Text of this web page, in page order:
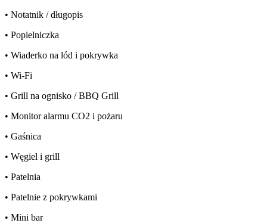
• Notatnik / długopis
• Popielniczka
• Wiaderko na lód i pokrywka
• Wi-Fi
• Grill na ognisko / BBQ Grill
• Monitor alarmu CO2 i pożaru
• Gaśnica
• Węgiel i grill
• Patelnia
• Patelnie z pokrywkami
• Mini bar